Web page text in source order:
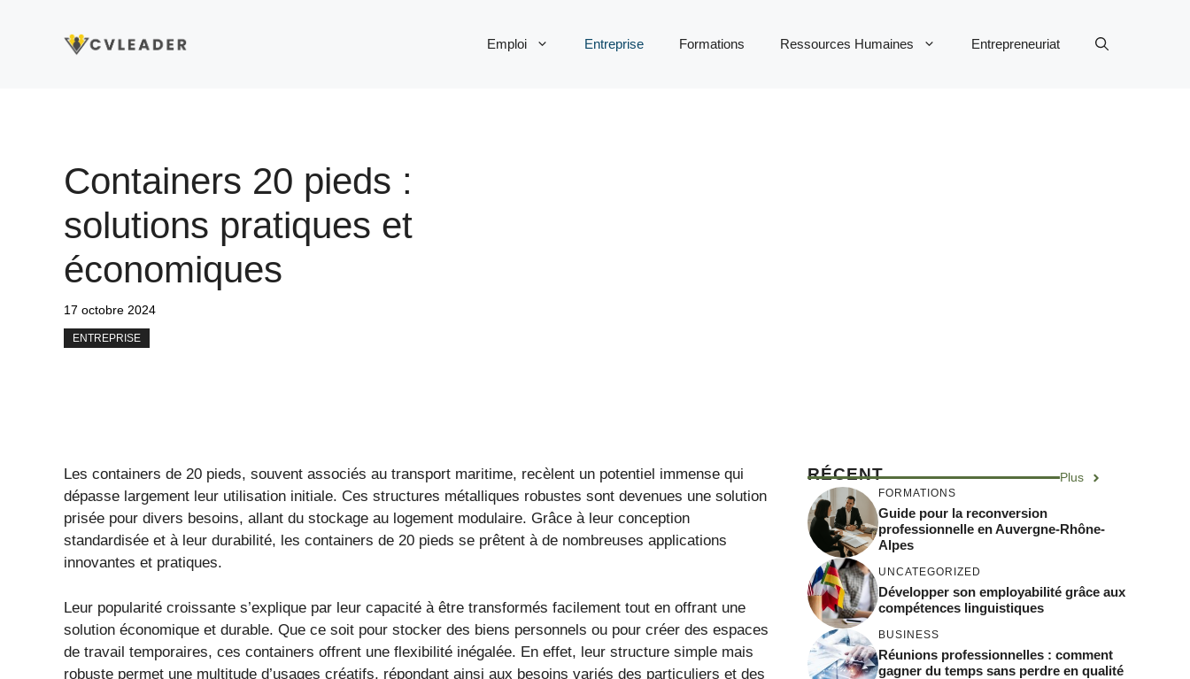
Emploi Entreprise Formations Ressources Humaines Entrepreneuriat
Containers 20 pieds :
solutions pratiques et
économiques
17 octobre 2024
ENTREPRISE
Les containers de 20 pieds, souvent associés au transport maritime, recèlent un potentiel immense qui
dépasse largement leur utilisation initiale. Ces structures métalliques robustes sont devenues une solution
prisée pour divers besoins, allant du stockage au logement modulaire. Grâce à leur conception
standardisée et à leur durabilité, les containers de 20 pieds se prêtent à de nombreuses applications
innovantes et pratiques.
Leur popularité croissante s’explique par leur capacité à être transformés facilement tout en offrant une
solution économique et durable. Que ce soit pour stocker des biens personnels ou pour créer des espaces
de travail temporaires, ces containers offrent une flexibilité inégalée. En effet, leur structure simple mais
robuste permet une multitude d’usages créatifs, répondant ainsi aux besoins variés des particuliers et des
RÉCENT Plus
FORMATIONS
Guide pour la reconversion
professionnelle en Auvergne-Rhône-
Alpes
UNCATEGORIZED
Développer son employabilité grâce aux
compétences linguistiques
BUSINESS
Réunions professionnelles : comment
gagner du temps sans perdre en qualité